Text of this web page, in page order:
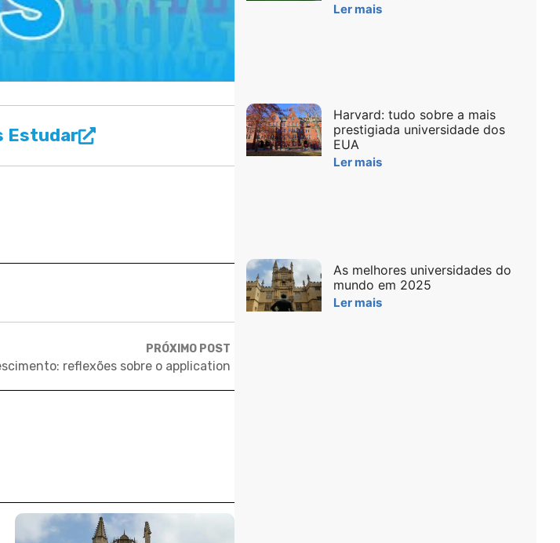
Estudar
PRÓXIMO POST
reflexões sobre o application
Ler mais
Harvard: tudo sobre a mais
prestigiada universidade dos
EUA
Ler mais
As melhores universidades do
mundo em 2025
Ler mais